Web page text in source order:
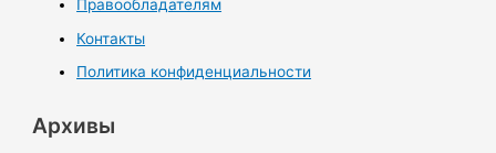
Правообладателям
Контакты
Политика конфиденциальности
Архивы